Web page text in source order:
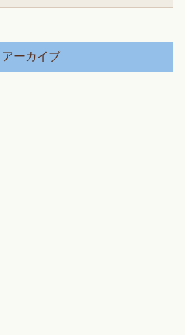
アーカイブ